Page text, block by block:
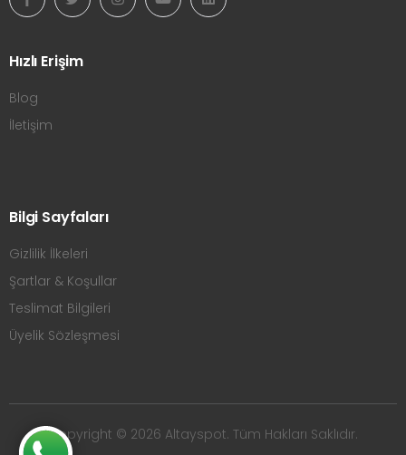
Hızlı Erişim
Blog
İletişim
Bilgi Sayfaları
Gizlilik İlkeleri
Şartlar & Koşullar
Teslimat Bilgileri
Üyelik Sözleşmesi
Copyright © 2026 Altayspot. Tüm Hakları Saklıdır.